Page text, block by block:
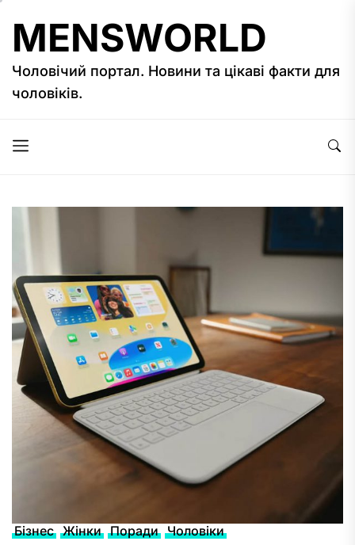
до
вмісту
MENSWORLD
Чоловічий портал. Новини та цікаві факти для
чоловіків.
Бізнес Жінки Поради Чоловіки